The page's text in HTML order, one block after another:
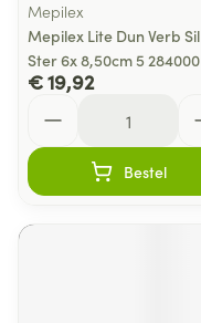
Mepilex
Mepilex Lite Dun Verb Sil
Ster 6x 8,50cm 5 284000
€ 19,92
Bestel